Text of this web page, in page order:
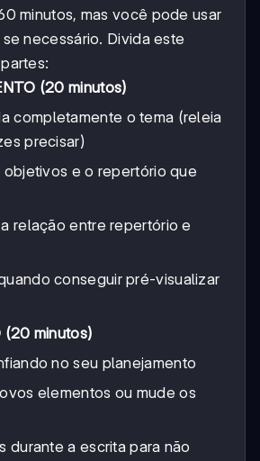
minutos, mas você pode usar
necessário. Divida este
(20 minutos)
completamente o tema (releia
precisar)
objetivos e o repertório que
relação entre repertório e
conseguir pré-visualizar
(20 minutos)
no seu planejamento
elementos ou mude os
durante a escrita para não